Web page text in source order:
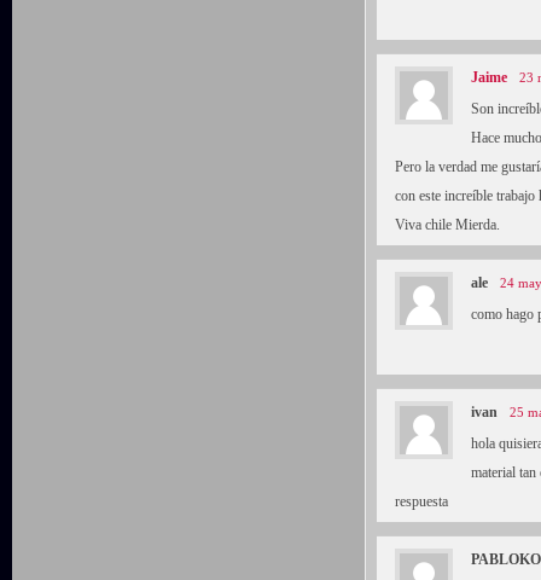
Jaime 23
Son
Hace
Pero la verdad me
con este increíble trabajo
Viva chile Mierda.
ale 24
como hago
ivan 25
hola
material
respuesta